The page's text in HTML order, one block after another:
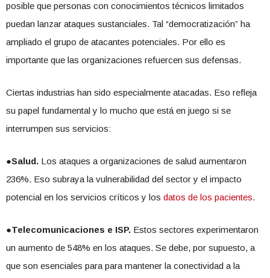
posible que personas con conocimientos técnicos limitados
puedan lanzar ataques sustanciales. Tal “democratización” ha
ampliado el grupo de atacantes potenciales. Por ello es
importante que las organizaciones refuercen sus defensas.
Ciertas industrias han sido especialmente atacadas. Eso refleja
su papel fundamental y lo mucho que está en juego si se
interrumpen sus servicios:
●Salud. Los ataques a organizaciones de salud aumentaron
236%. Eso subraya la vulnerabilidad del sector y el impacto
potencial en los servicios críticos y los datos de los pacientes.
●Telecomunicaciones e ISP. Estos sectores experimentaron
un aumento de 548% en los ataques. Se debe, por supuesto, a
que son esenciales para para mantener la conectividad a la